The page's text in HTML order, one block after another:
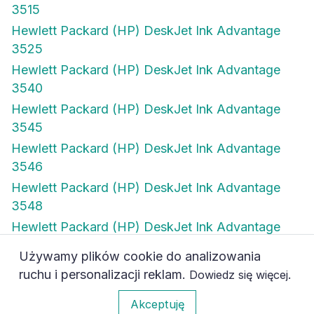
0
Hewlett Packard (HP) DeskJet Ink Advantage
Hewlett Packard (HP) DeskJet Ink Advantage
Hewlett Packard (HP) DeskJet Ink Advantage
Hewlett Packard (HP) DeskJet Ink Advantage
Hewlett Packard (HP) DeskJet Ink Advantage
Hewlett Packard (HP) DeskJet Ink Advantage
4515
Hewlett Packard (HP) DeskJet Ink Advantage
4615
Hewlett Packard (HP) DeskJet Ink Advantage
Używamy plików cookie do analizowania
ruchu i personalizacji reklam.Dowiedz się więcej
Akceptuję